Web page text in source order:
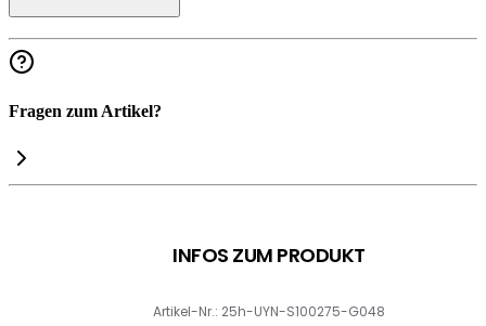
Fragen zum Artikel?
INFOS ZUM PRODUKT
Artikel-Nr.: 25h-UYN-S100275-G048